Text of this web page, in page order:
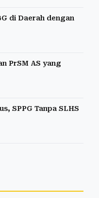
di Daerah dengan
PrSM AS yang
SPPG Tanpa SLHS